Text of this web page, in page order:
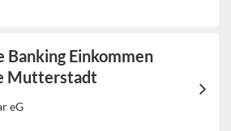
Einkommen
Mutterstadt
eG